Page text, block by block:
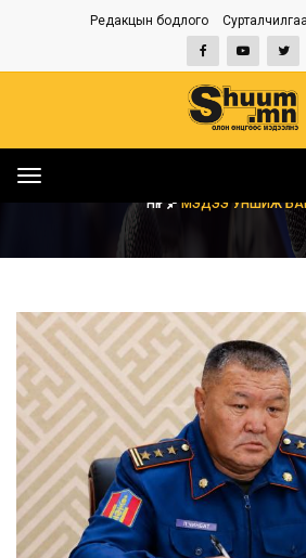
Редакцын бодлого
Toggle
НҮҮР МЭДЭЭ УНШИЖ